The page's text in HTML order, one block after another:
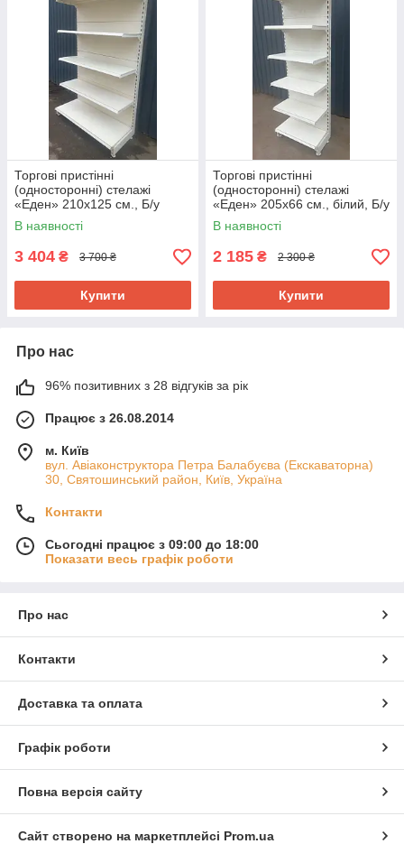
Торгові пристінні
(односторонні) стелажі
«Еден» 210х125 см., Б/у
В наявності
3 404 ₴ 3 700 ₴
Купити
Торгові пристінні
(односторонні) стелажі
«Еден» 205х66 см., білий, Б/у
В наявності
2 185 ₴ 2 300 ₴
Купити
Про нас
96% позитивних з 28 відгуків за рік
Працює з 26.08.2014
м. Київ
вул. Авіаконструктора Петра Балабуєва (Екскаваторна)
30, Святошинський район, Київ, Україна
Контакти
Сьогодні працює з 09:00 до 18:00
Показати весь графік роботи
Про нас
Контакти
Доставка та оплата
Графік роботи
Повна версія сайту
Сайт створено на маркетплейсі Prom.ua